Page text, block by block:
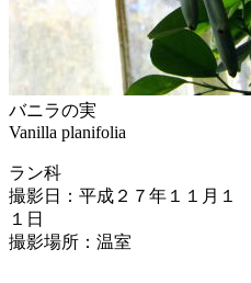
バニラの実
Vanilla planifolia
ラン科
撮影日：平成２７年１１月１
１日
撮影場所：温室